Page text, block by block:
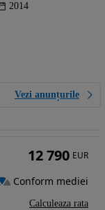
2014
Vezi anunțurile
12 790 EUR
Conform mediei
Calculeaza rata